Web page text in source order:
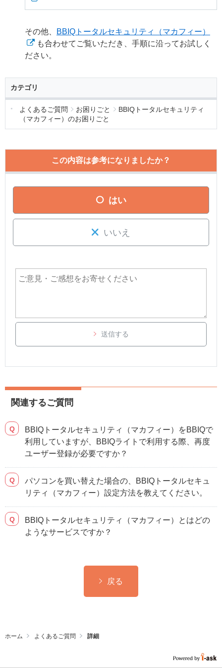
その他、
BBIQトータルセキュリティ（マカフィー）
も合わせてご覧いただき、手順に沿ってお試しく
ださい。
カテゴリ
よくあるご質問 お困りごと
BBIQトータルセキュリティ
（マカフィー）のお困りごと
この内容は参考になりましたか？
はい
いいえ
送信する
関連するご質問
BBIQトータルセキュリティ（マカフィー）をBBIQで
利用していますが、BBIQライトで利用する際、再度
ユーザー登録が必要ですか？
パソコンを買い替えた場合の、BBIQトータルセキュ
リティ（マカフィー）設定方法を教えてください。
BBIQトータルセキュリティ（マカフィー）とはどの
ようなサービスですか？
戻る
ホーム よくあるご質問 詳細